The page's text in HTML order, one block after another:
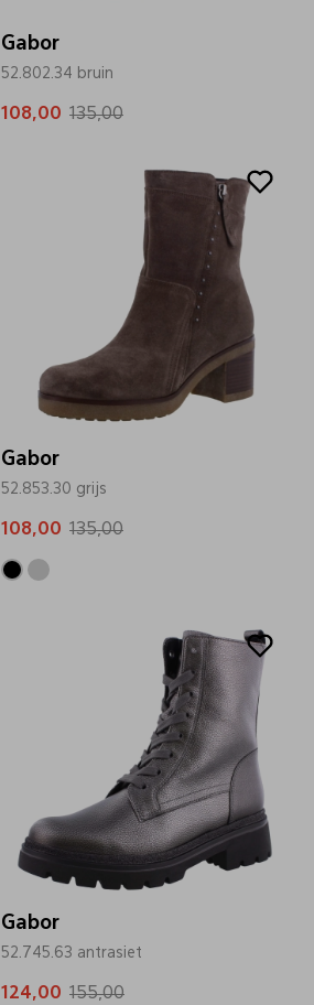
Gabor
52.802.34 bruin
108,00 135,00
Gabor
52.853.30 grijs
108,00 135,00
Gabor
52.745.63 antrasiet
124,00 155,00